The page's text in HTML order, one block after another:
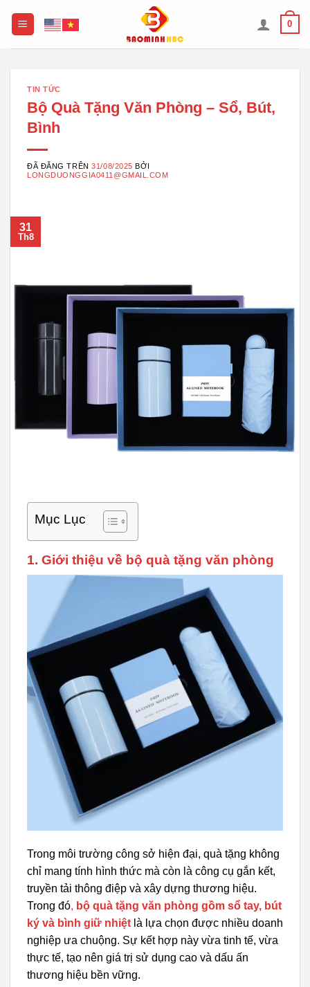
0
TIN TỨC
Bộ Quà Tặng Văn Phòng – Sổ, Bút,
Bình
ĐÃ ĐĂNG TRÊN31/08/2025 BỞI
LONGDUONGGIA0411@GMAIL.COM
31
Th8
Mục Lục
1. Giới thiệu về bộ quà tặng văn phòng
Trong môi trường công sở hiện đại, quà tặng không
chỉ mang tính hình thức mà còn là công cụ gắn kết,
truyền tải thông điệp và xây dựng thương hiệu.
Trong đó, bộ quà tặng văn phòng gồm sổ tay, bút
ký và bình giữ nhiệt là lựa chọn được nhiều doanh
nghiệp ưa chuộng. Sự kết hợp này vừa tinh tế, vừa
thực tế, tạo nên giá trị sử dụng cao và dấu ấn
thương hiệu bền vững.